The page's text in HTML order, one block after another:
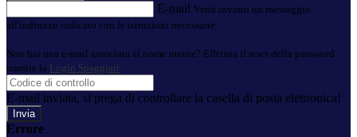
E-mail Verrà inviato un messaggio
all'indirizzo indicato con le istruzioni necessarie.
Non hai una e-mail associata al nome utente? Effettua il reset della password
tramite la Login Spaggiari
E-mail inviata, si prega di controllare la casella di posta elettronica!
Errore